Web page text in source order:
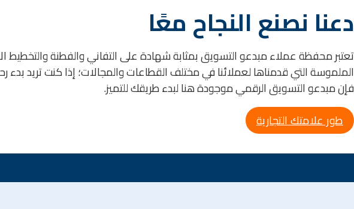
دعنا نصنع النجاح معًا
تعتبر محفظة عملاء مبدعو التسويق بمثابة شهادة على التفاني والفطنة والتخطيط
الملموسة التي قدمناها لعملائنا في مختلف القطاعات والمجالات؛ إذا كنت تريد بدء
فإن مبدعو التسويق الرقمي موجودة هنا لبدء طريقك للتميز.
طور علامتك التجارية